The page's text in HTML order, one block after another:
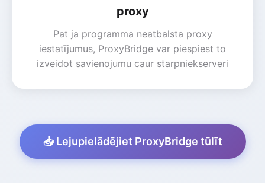
proxy
Pat ja programma neatbalsta proxy
iestatījumus, ProxyBridge var piespiest to
izveidot savienojumu caur starpniekserveri
📥 Lejupielādējiet ProxyBridge tūlīt